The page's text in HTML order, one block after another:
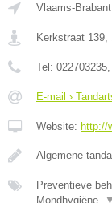
Vlaams-Brabant
Kerkstraat 139
Tel: 022703235
E-mail ›
Website: http://
Algemene
Preventieve
Mondhygiëne,
▼